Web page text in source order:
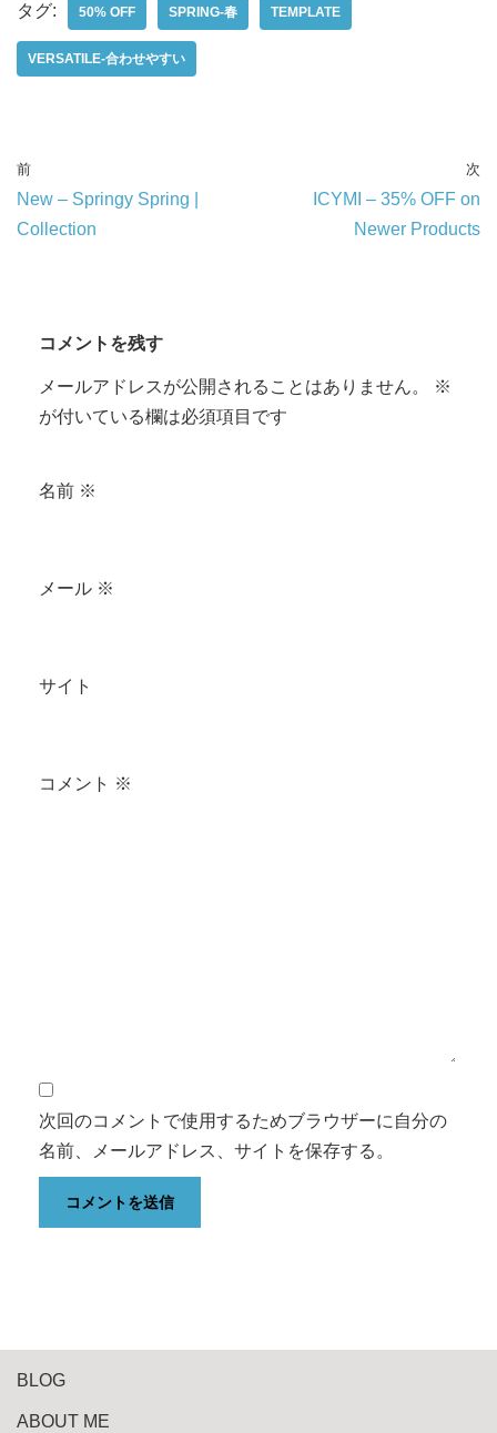
タグ: 50% OFF SPRING-春 TEMPLATE
VERSATILE-合わせやすい
前
New – Springy Spring |
Collection
次
ICYMI – 35% OFF on
Newer Products
コメントを残す
メールアドレスが公開されることはありません。
※
が付いている欄は必須項目です
名前 ※
メール ※
サイト
コメント ※
次回のコメントで使用するためブラウザーに自分の
名前、メールアドレス、サイトを保存する。
BLOG
ABOUT ME